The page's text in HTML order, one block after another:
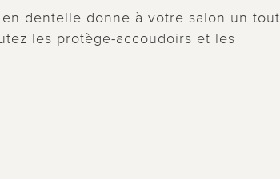
dentelle donne à votre salon un tout
les protège-accoudoirs et les